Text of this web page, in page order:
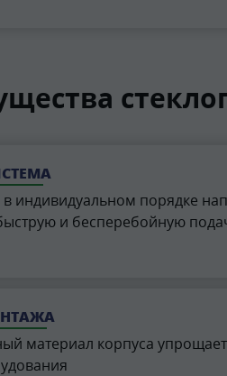
индивидуальном порядке
и бесперебойную
материал корпуса